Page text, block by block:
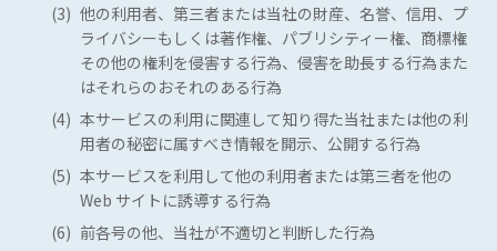
(3) 他の利用者、第三者または当社の財産、名誉、信用、プ
ライバシーもしくは著作権、パブリシティー権、商標権
その他の権利を侵害する行為、侵害を助長する行為また
はそれらのおそれのある行為
(4) 本サービスの利用に関連して知り得た当社または他の利
用者の秘密に属すべき情報を開示、公開する行為
(5) 本サービスを利用して他の利用者または第三者を他の
Web サイトに誘導する行為
(6) 前各号の他、当社が不適切と判断した行為